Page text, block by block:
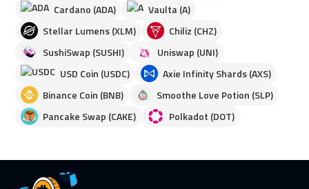
Cardano (ADA)
Vaulta (A)
Stellar Lumens (XLM)
Chiliz (CHZ)
SushiSwap (SUSHI)
Uniswap (UNI)
USD Coin (USDC)
Axie Infinity Shards (AXS)
Binance Coin (BNB)
Smoothe Love Potion (SLP)
Pancake Swap (CAKE)
Polkadot (DOT)